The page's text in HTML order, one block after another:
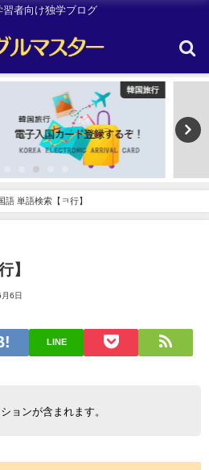
習者向け独学ブログ
語 単語検索【ㅋ行】
】
6日
LINE
ョンが含まれます。